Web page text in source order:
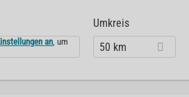
an, um
Umkreis
50 km